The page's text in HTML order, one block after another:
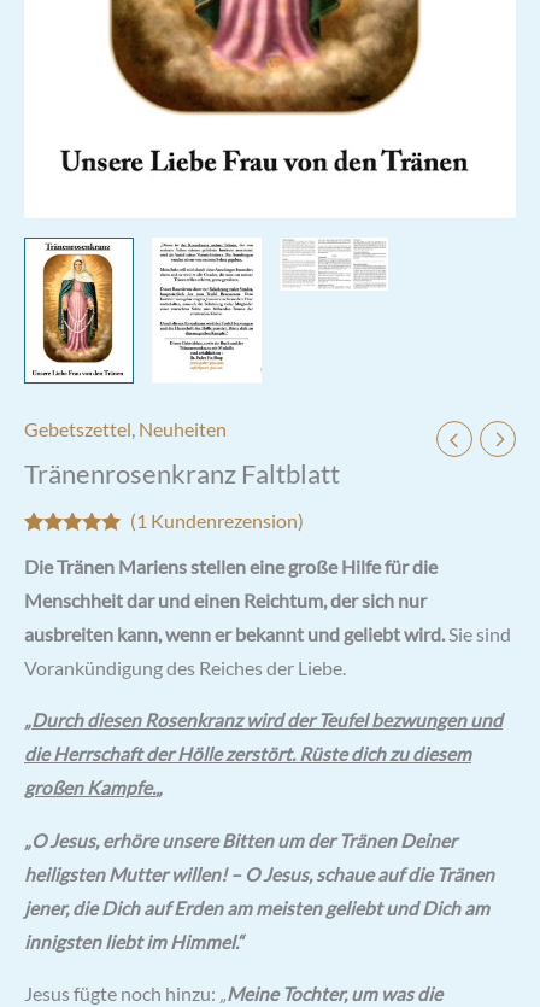
Gebetszettel, Neuheiten
Tränenrosenkranz Faltblatt
5.00von 5,
auf
(1 Kundenrezension)
Die Tränen Mariens stellen eine große Hilfe für die
Menschheit dar und einen Reichtum, der sich nur
ausbreiten kann, wenn er bekannt und geliebt wird. Sie sind
Vorankündigung des Reiches der Liebe.
„Durch diesen Rosenkranz wird der Teufel bezwungen und
die Herrschaft der Hölle zerstört. Rüste dich zu diesem
großen Kampfe.„
„O Jesus, erhöre unsere Bitten um der Tränen Deiner
heiligsten Mutter willen! – O Jesus, schaue auf die Tränen
jener, die Dich auf Erden am meisten geliebt und Dich am
innigsten liebt im Himmel.“
Jesus fügte noch hinzu: „Meine Tochter, um was die